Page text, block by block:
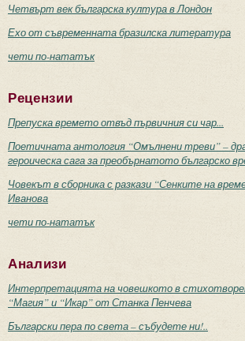
Четвърт век българска култура в Лондон
Ехо от съвременната бразилска литература
чети по-нататък
Рецензии
Препуска времето отвъд първичния си чар...
Поетичната антология “Омълнени треви” –
героическа сага за преобърнатото българско
Човекът в сборника с разкази “Сенките на
Иванова
чети по-нататък
Анализи
Интерпретацията на човешкото в
“Магия” и “Икар” от Станка Пенчева
Български пера по света – събудете ни!..